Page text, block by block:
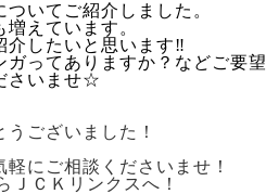
いてご紹介しました。
えています。
介したいと思います‼
ってありますか？などご要望
さいませ☆
ございました！
にご相談くださいませ！
ＪＣＫリンクスへ！